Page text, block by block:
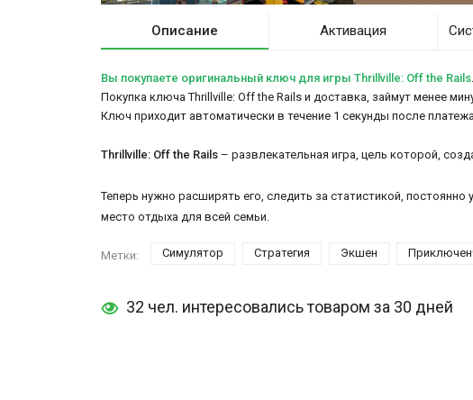
Описание Активация
Вы покупаете оригинальный ключ для игры Thrillville: Off the Rails.
Покупка ключа Thrillville: Off the Rails и доставка, займут менее
Ключ приходит автоматически в течение 1 секунды после
Thrillville: Off the Rails – развлекательная игра, цель которой,
Теперь нужно расширять его, следить за статистикой,
место отдыха для всей семьи.
Метки: Симулятор Стратегия Экшен
32 чел. интересовались товаром за 30 дней